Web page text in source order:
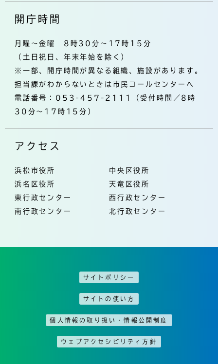
開庁時間
月曜～金曜 8時30分～17時15分
（土日祝日、年末年始を除く）
※一部、開庁時間が異なる組織、施設があります。
担当課がわからないときは市民コールセンターへ
電話番号：053-457-2111（受付時間／8時
30分～17時15分）
アクセス
浜松市役所
中央区役所
浜名区役所
天竜区役所
東行政センター
西行政センター
南行政センター
北行政センター
サイトポリシー
サイトの使い方
個人情報の取り扱い・情報公開制度
ウェブアクセシビリティ方針